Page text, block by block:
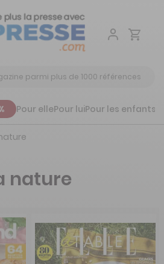
Aller
Pour ellePour luiPour les enfants
nature